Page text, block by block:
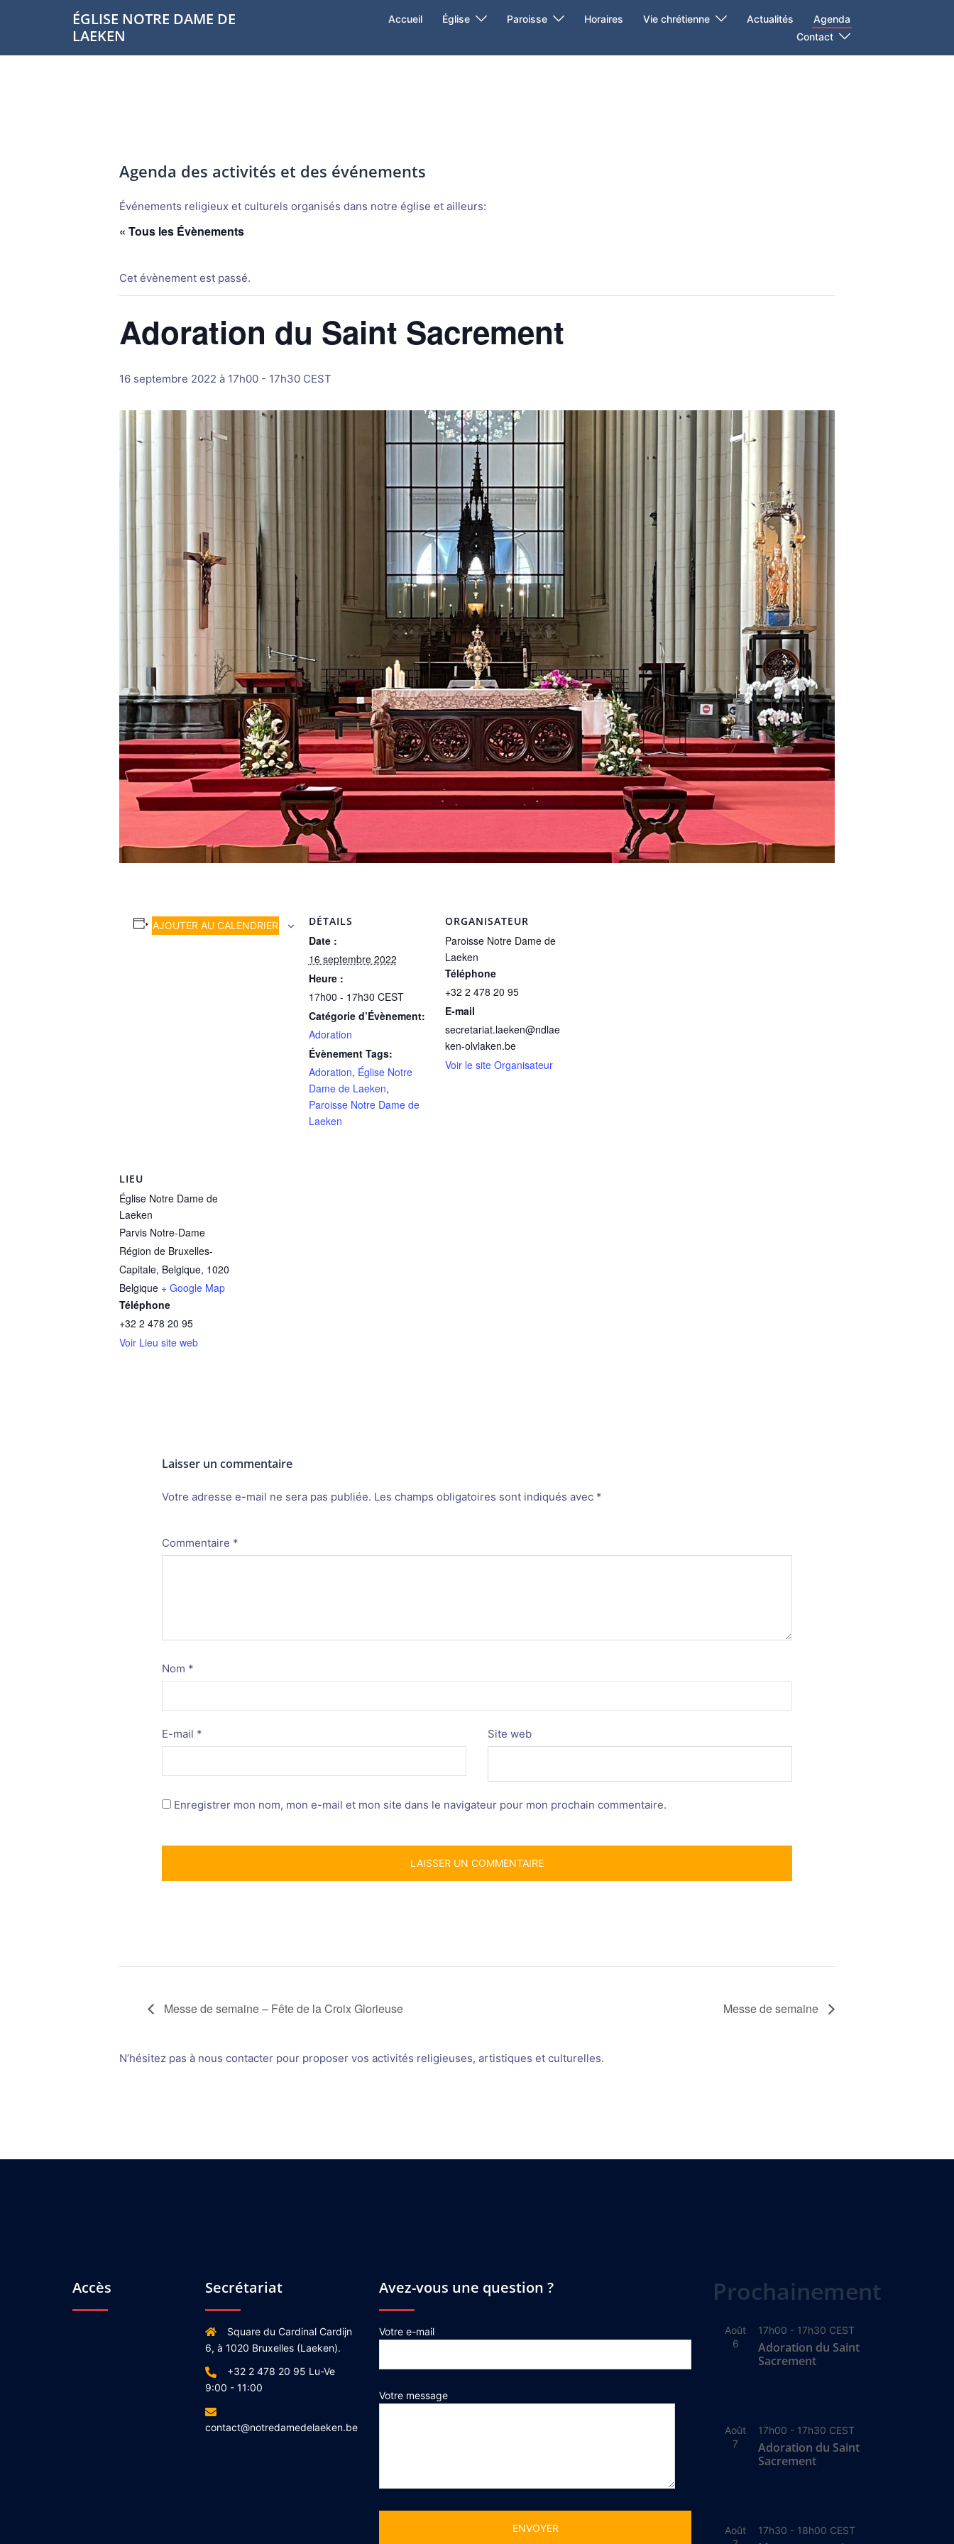
ÉGLISE NOTRE DAME DE
LAEKEN
Accueil Église Paroisse Horaires Vie chrétienne Actualités
Agenda
Contact
Agenda des activités et des événements
Événements religieux et culturels organisés dans notre église et ailleurs:
« Tous les Évènements
Cet évènement est passé.
Adoration du Saint Sacrement
16 septembre 2022 à 17h00 - 17h30 CEST
AJOUTER AU CALENDRIER DÉTAILS
Date :
16 septembre 2022
Heure :
17h00 - 17h30 CEST
Catégorie d’Évènement:
Adoration
Évènement Tags:
Adoration, Église Notre
Dame de Laeken,
Paroisse Notre Dame de
Laeken
ORGANISATEUR
Paroisse Notre Dame de
Laeken
Téléphone
+32 2 478 20 95
E-mail
secretariat.laeken@ndlae
ken-olvlaken.be
Voir le site Organisateur
LIEU
Église Notre Dame de
Laeken
Parvis Notre-Dame
Région de Bruxelles-
Capitale, Belgique, 1020
Belgique + Google Map
Téléphone
+32 2 478 20 95
Voir Lieu site web
Laisser un commentaire
Votre adresse e-mail ne sera pas publiée. Les champs obligatoires sont indiqués avec *
Commentaire *
Nom *
E-mail * Site web
Enregistrer mon nom, mon e-mail et mon site dans le navigateur pour mon prochain commentaire.
Alternative:
Messe de semaine – Fête de la Croix Glorieuse Messe de semaine
N’hésitez pas à nous contacter pour proposer vos activités religieuses, artistiques et culturelles.
Accès Secrétariat
Square du Cardinal Cardijn
6, à 1020 Bruxelles (Laeken).
+32 2 478 20 95 Lu-Ve
9:00 - 11:00
contact@notredamedelaeken.be
Avez-vous une question ?
Votre e-mail
Votre message
Prochainement
Août
6
17h00 - 17h30 CEST
Adoration du Saint
Sacrement
Août
7
17h00 - 17h30 CEST
Adoration du Saint
Sacrement
Août
17h30 - 18h00 CEST